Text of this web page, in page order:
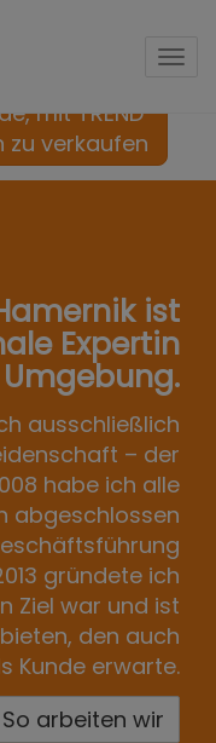
mit TREND
zu verkaufen
ist
Expertin
ausschließlich
– der
habe ich alle
abgeschlossen
gründete ich
Ziel war und ist
den auch
Kunde erwarte.
So arbeiten wir